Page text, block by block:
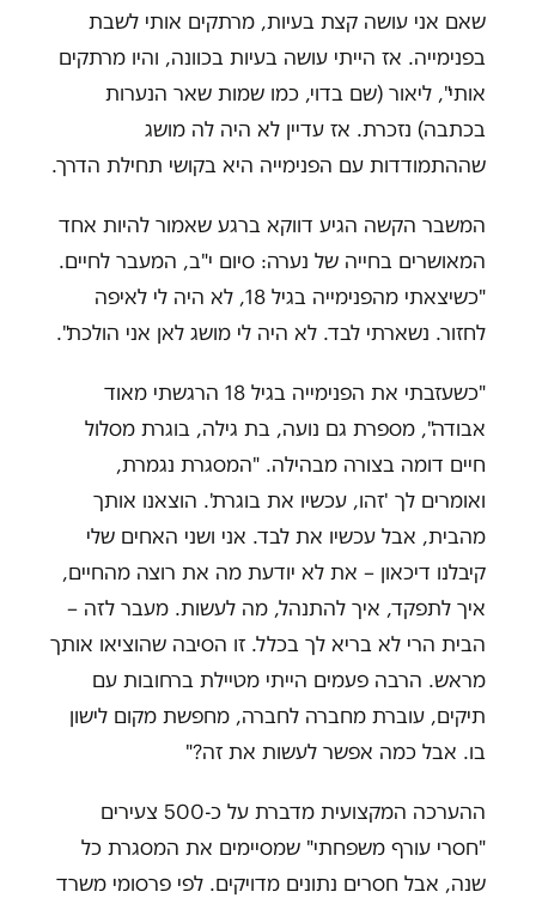
שאם אני עושה קצת בעיות, מרתקים אותי לשבת
בפנימייה. אז הייתי עושה בעיות בכוונה, והיו מרתקים
אותי", ליאור (שם בדוי, כמו שמות שאר הנערות
בכתבה) נזכרת. אז עדיין לא היה לה מושג
שההתמודדות עם הפנימייה היא בקושי תחילת הדרך.
המשבר הקשה הגיע דווקא ברגע שאמור להיות אחד
המאושרים בחייה של נערה: סיום י"ב, המעבר לחיים.
"כשיצאתי מהפנימייה בגיל 18, לא היה לי לאיפה
לחזור. נשארתי לבד. לא היה לי מושג לאן אני הולכת".
"כשעזבתי את הפנימייה בגיל 18 הרגשתי מאוד
אבודה", מספרת גם נועה, בת גילה, בוגרת מסלול
חיים דומה בצורה מבהילה. "המסגרת נגמרת,
ואומרים לך 'זהו, עכשיו את בוגרת'. הוצאנו אותך
מהבית, אבל עכשיו את לבד. אני ושני האחים שלי
קיבלנו דיכאון – את לא יודעת מה את רוצה מהחיים,
איך לתפקד, איך להתנהל, מה לעשות. מעבר לזה –
הבית הרי לא בריא לך בכלל. זו הסיבה שהוציאו אותך
מראש. הרבה פעמים הייתי מטיילת ברחובות עם
תיקים, עוברת מחברה לחברה, מחפשת מקום לישון
בו. אבל כמה אפשר לעשות את זה?"
ההערכה המקצועית מדברת על כ-500 צעירים
"חסרי עורף משפחתי" שמסיימים את המסגרת כל
שנה, אבל חסרים נתונים מדויקים. לפי פרסומי משרד